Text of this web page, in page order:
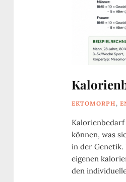
EKTOMORPH ,
können, was
in der Genetik.
eigenen
den